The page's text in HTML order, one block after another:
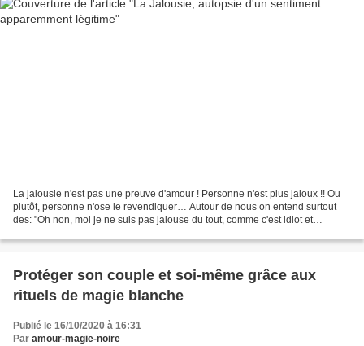
La jalousie n'est pas une preuve d'amour ! Personne n'est plus jaloux !! Ou
plutôt, personne n'ose le revendiquer… Autour de nous on entend surtout
des: "Oh non, moi je ne suis pas jalouse du tout, comme c'est idiot et
Protéger son couple et soi-même grâce aux
rituels de magie blanche
Publié le 16/10/2020 à 16:31
Par amour-magie-noire